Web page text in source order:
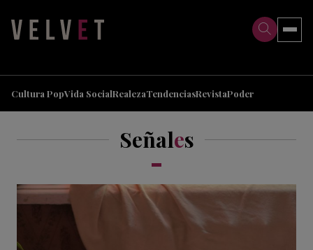
Cultura PopVida SocialRealezaTendenciasRevistaPoder
Señales